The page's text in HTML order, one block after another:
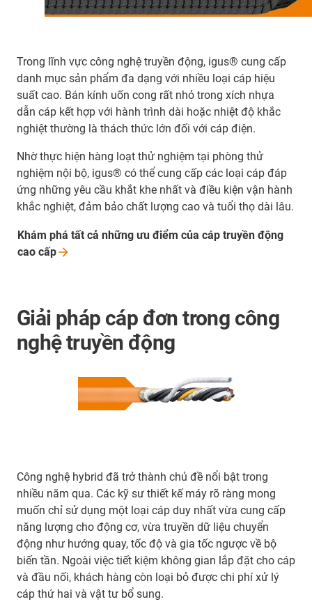
Trong lĩnh vực công nghệ truyền động, igus® cung cấp
danh mục sản phẩm đa dạng với nhiều loại cáp hiệu
suất cao. Bán kính uốn cong rất nhỏ trong xích nhựa
dẫn cáp kết hợp với hành trình dài hoặc nhiệt độ khắc
nghiệt thường là thách thức lớn đối với cáp điện.
Nhờ thực hiện hàng loạt thử nghiệm tại phòng thử
nghiệm nội bộ, igus® có thể cung cấp các loại cáp đáp
ứng những yêu cầu khắt khe nhất và điều kiện vận hành
khắc nghiệt, đảm bảo chất lượng cao và tuổi thọ dài lâu.
Khám phá tất cả những ưu điểm của cáp truyền động
cao cấp
Giải pháp cáp đơn trong công
nghệ truyền động
Công nghệ hybrid đã trở thành chủ đề nổi bật trong
nhiều năm qua. Các kỹ sư thiết kế máy rõ ràng mong
muốn chỉ sử dụng một loại cáp duy nhất vừa cung cấp
năng lượng cho động cơ, vừa truyền dữ liệu chuyển
động như hướng quay, tốc độ và gia tốc ngược về bộ
biến tần. Ngoài việc tiết kiệm không gian lắp đặt cho cáp
và đầu nối, khách hàng còn loại bỏ được chi phí xử lý
cáp thứ hai và vật tư bổ sung.